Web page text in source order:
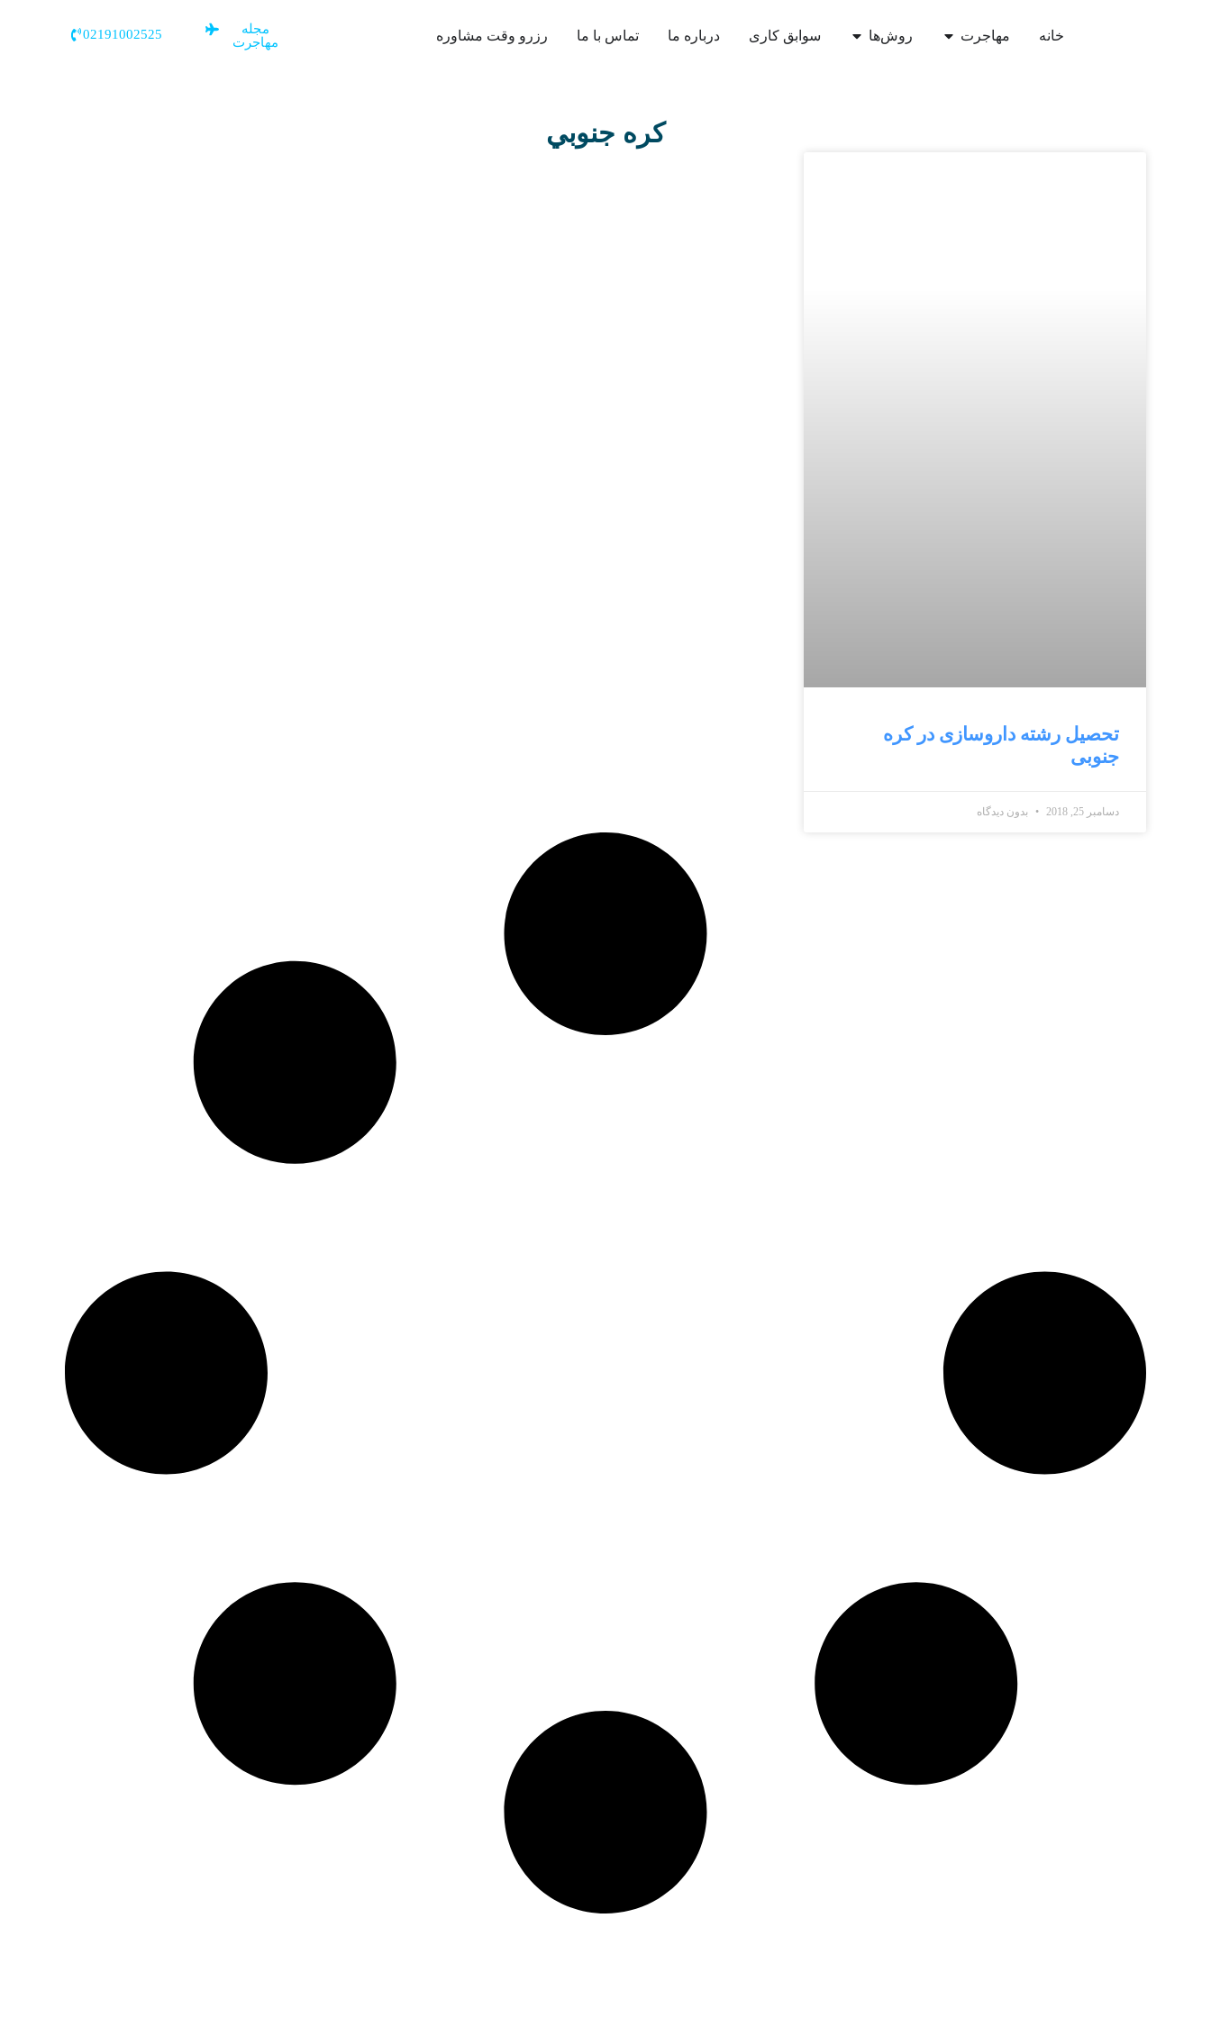
خانه مهاجرت روش‌ها سوابق کاری درباره ما تماس با ما رزرو وقت مشاوره
مجله
مهاجرت
02191002525
كره جنوبي
تحصیل رشته داروسازی در کره
جنوبی
دسامبر 25, 2018 بدون دیدگاه